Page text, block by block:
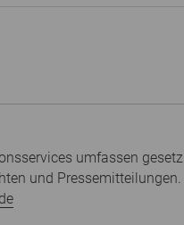
umfassen
und Pressemitteilungen.